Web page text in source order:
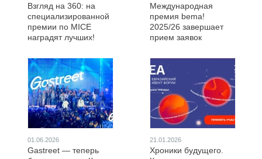
Взгляд на 360: на
специализированной
премии по MICE
наградят лучших!
Международная
премия bema!
2025/26 завершает
прием заявок
01.06.2026
Gastreet — теперь
21.01.2026
Хроники будущего.